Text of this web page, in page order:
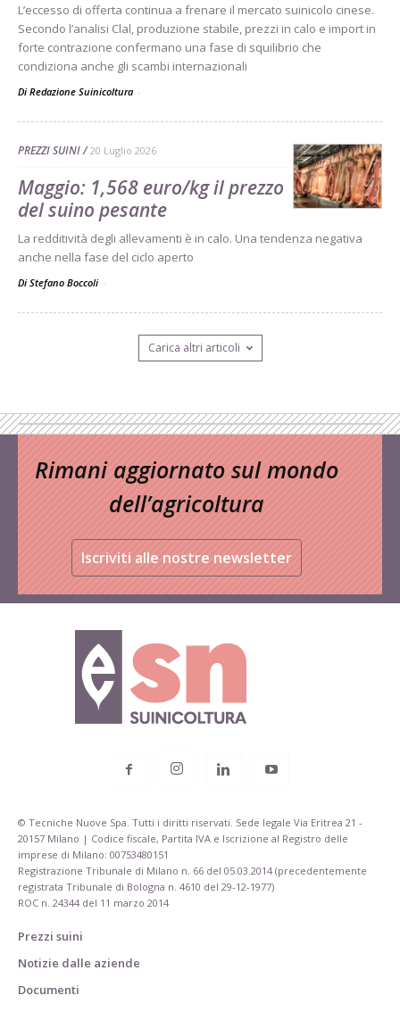
L’eccesso di offerta continua a frenare il mercato suinicolo cinese.
Secondo l’analisi Clal, produzione stabile, prezzi in calo e import in
forte contrazione confermano una fase di squilibrio che
condiziona anche gli scambi internazionali
Di Redazione Suinicoltura -
PREZZI SUINI 20 Luglio 2026
Maggio: 1,568 euro/kg il prezzo
del suino pesante
La redditività degli allevamenti è in calo. Una tendenza negativa
anche nella fase del ciclo aperto
Di Stefano Boccoli -
Carica altri articoli
Rimani aggiornato sul mondo
dell’agricoltura
Iscriviti alle nostre newsletter
© Tecniche Nuove Spa. Tutti i diritti riservati. Sede legale Via Eritrea 21 -
20157 Milano | Codice fiscale, Partita IVA e Iscrizione al Registro delle
imprese di Milano: 00753480151
Registrazione Tribunale di Milano n. 66 del 05.03.2014 (precedentemente
registrata Tribunale di Bologna n. 4610 del 29-12-1977)
ROC n. 24344 del 11 marzo 2014
Prezzi suini
Notizie dalle aziende
Documenti